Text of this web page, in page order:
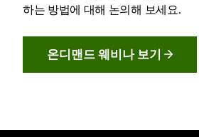
하는 방법에 대해 논의해 보세요.
온디맨드 웨비나 보기